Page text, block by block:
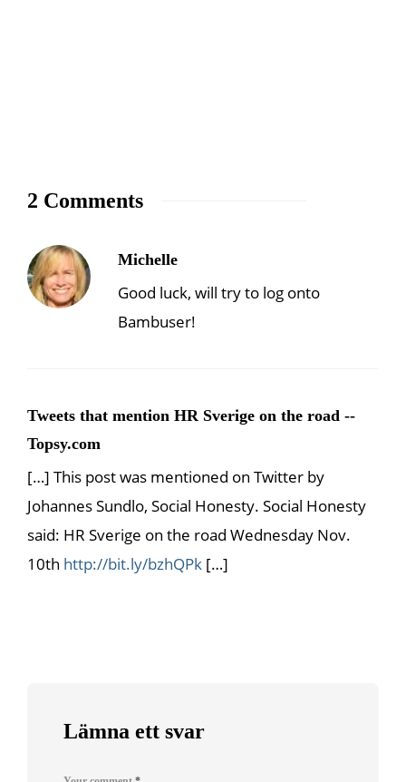
2 Comments
Michelle
Good luck, will try to log onto
Bambuser!
Tweets that mention HR Sverige on the road --
Topsy.com
[…] This post was mentioned on Twitter by
Johannes Sundlo, Social Honesty. Social Honesty
said: HR Sverige on the road Wednesday Nov.
10th http://bit.ly/bzhQPk […]
Lämna ett svar